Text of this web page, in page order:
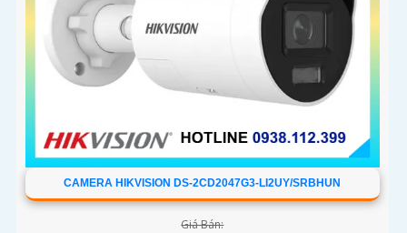
CAMERA HIKVISION DS-2CD2047G3-LI2UY/SRBHUN
Giá Bán: